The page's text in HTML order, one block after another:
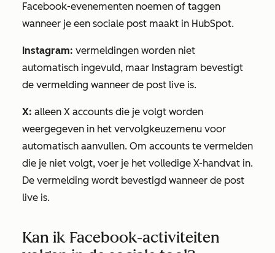
Facebook-evenementen noemen of taggen
wanneer je een sociale post maakt in HubSpot.
Instagram: vermeldingen worden niet
automatisch ingevuld, maar Instagram bevestigt
de vermelding wanneer de post live is.
X: alleen X accounts die je volgt worden
weergegeven in het vervolgkeuzemenu voor
automatisch aanvullen. Om accounts te vermelden
die je niet volgt, voer je het volledige X-handvat in.
De vermelding wordt bevestigd wanneer de post
live is.
Kan ik Facebook-activiteiten